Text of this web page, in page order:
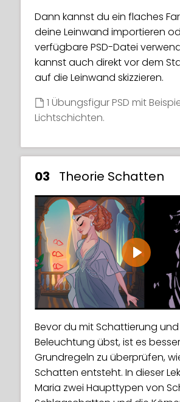
Dann kannst du ein flaches
deine Leinwand importieren
verfügbare PSD-Datei
kannst auch direkt vor dem
auf die Leinwand skizzieren.
1 Übungsfigur PSD mit
Lichtschichten.
03 Theorie Schatten
Play
Bevor du mit Schattierung und
Beleuchtung übst, ist es
Grundregeln zu überprüfen,
Schatten entsteht. In dieser
Maria zwei Haupttypen von